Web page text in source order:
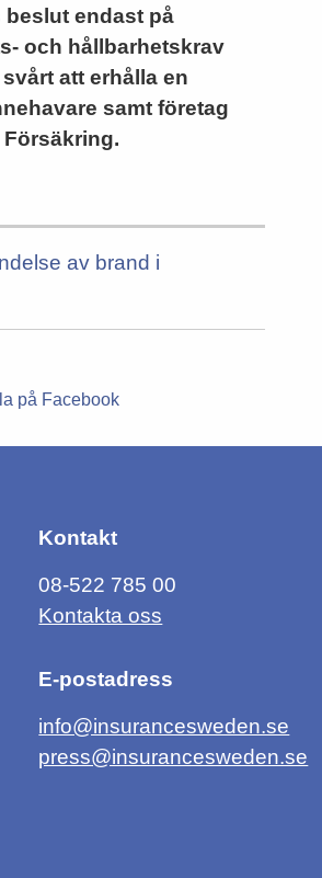
endast på
och hållbarhetskrav
att erhålla en
samt företag
av brand i
på Facebook
Kontakt
08-522 785 00
Kontakta oss
E-postadress
info@insurancesweden.se
press@insurancesweden.se